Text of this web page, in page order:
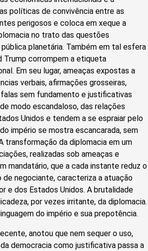
políticas de convivência entre as
perigosos e coloca em xeque a
no trato das questões
planetária. Também em tal esfera
Trump corrompem a etiqueta
Em seu lugar, ameaças expostas a
verbais, afirmações grosseiras,
sem fundamento e justificativas
modo escandaloso, das relações
Unidos e tendem a se espraiar pelo
império se mostra escancarada, sem
transformação da diplomacia em um
realizadas sob ameaças e
mandatário, que a cada instante reduz o
negociante, caracteriza a atuação
e dos Estados Unidos. A brutalidade
por vezes irritante, da diplomacia.
do império e sua prepotência.
anotou que nem sequer o uso,
democracia como justificativa passa a